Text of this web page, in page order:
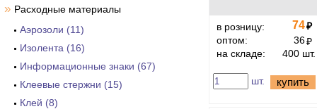
» Расходные материалы
Аэрозоли (11)
Изолента (16)
Информационные знаки (67)
Клеевые стержни (15)
Клей (8)
в розницу: 74₽
оптом:
36₽
на складе:
400 шт.
шт. купить